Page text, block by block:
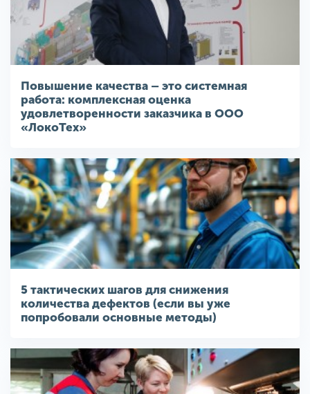
Повышение качества – это системная
работа: комплексная оценка
удовлетворенности заказчика в ООО
«ЛокоТех»
5 тактических шагов для снижения
количества дефектов (если вы уже
попробовали основные методы)